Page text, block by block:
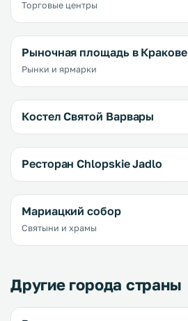
Торговые центры
Рыночная площадь в Кракове
Рынки и ярмарки
Костел Святой Варвары
Ресторан Chlopskie Jadlo
Мариацкий собор
Святыни и храмы
Другие города страны